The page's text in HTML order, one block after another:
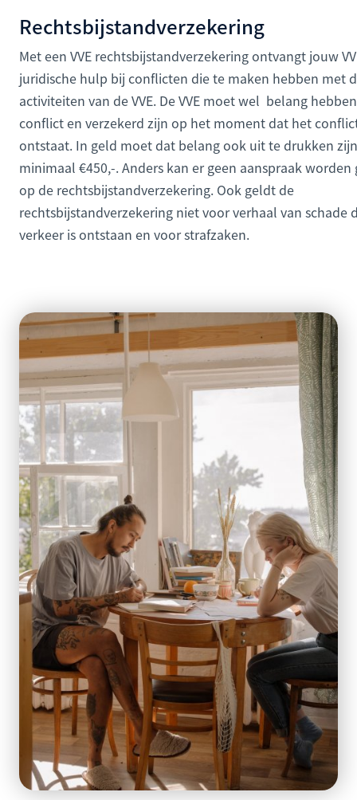
Rechtsbijstandverzekering
Met een VVE rechtsbijstandverzekering ontvangt jouw
juridische hulp bij conflicten die te maken hebben met
activiteiten van de VVE. De VVE moet wel belang
conflict en verzekerd zijn op het moment dat het
ontstaat. In geld moet dat belang ook uit te drukken
minimaal €450,-. Anders kan er geen aanspraak worden
op de rechtsbijstandverzekering. Ook geldt de
rechtsbijstandverzekering niet voor verhaal van schade
verkeer is ontstaan en voor strafzaken.